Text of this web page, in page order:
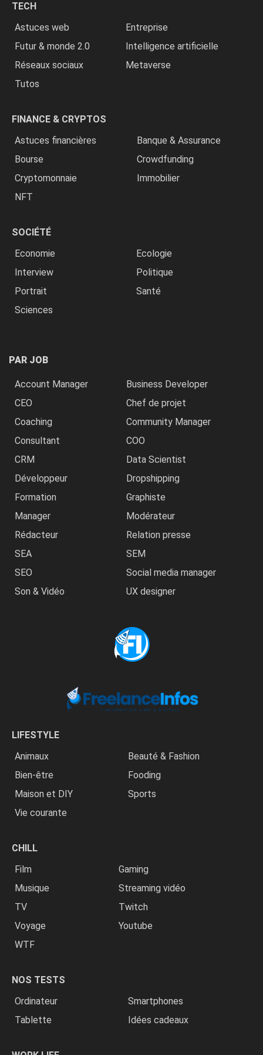
TECH
Astuces web
Entreprise
Futur & monde 2.0
Intelligence artificielle
Réseaux sociaux
Metaverse
Tutos
FINANCE & CRYPTOS
Astuces financières
Banque & Assurance
Bourse
Crowdfunding
Cryptomonnaie
Immobilier
NFT
SOCIÉTÉ
Economie
Ecologie
Interview
Politique
Portrait
Santé
Sciences
PAR JOB
Account Manager
Business Developer
CEO
Chef de projet
Coaching
Community Manager
Consultant
COO
CRM
Data Scientist
Développeur
Dropshipping
Formation
Graphiste
Manager
Modérateur
Rédacteur
Relation presse
SEA
SEM
SEO
Social media manager
Son & Vidéo
UX designer
LIFESTYLE
Animaux
Beauté & Fashion
Bien-être
Fooding
Maison et DIY
Sports
Vie courante
CHILL
Film
Gaming
Musique
Streaming vidéo
TV
Twitch
Voyage
Youtube
WTF
NOS TESTS
Ordinateur
Smartphones
Tablette
Idées cadeaux